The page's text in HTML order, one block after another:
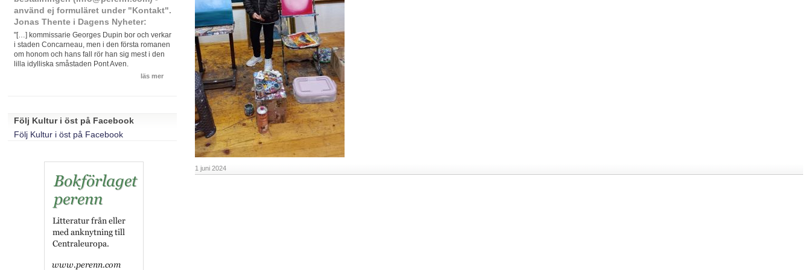
1 juni 2024
använd ej formuläret under "Kontakt".
Jonas Thente i Dagens Nyheter:
"[…] kommissarie Georges Dupin bor och verkar
i staden Concarneau, men i den första romanen
om honom och hans fall rör han sig mest i den
lilla idylliska småstaden Pont Aven.
läs mer
Följ Kultur i öst på Facebook
Följ Kultur i öst på Facebook